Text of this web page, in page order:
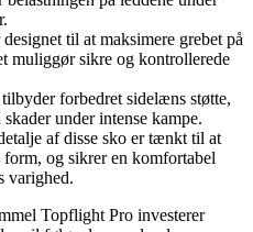
til at maksimere grebet på
muliggør sikre og kontrollerede
forbedret sidelæns støtte,
under intense kampe.
af disse sko er tænkt til at
og sikrer en komfortabel
varighed.
Topflight Pro investerer